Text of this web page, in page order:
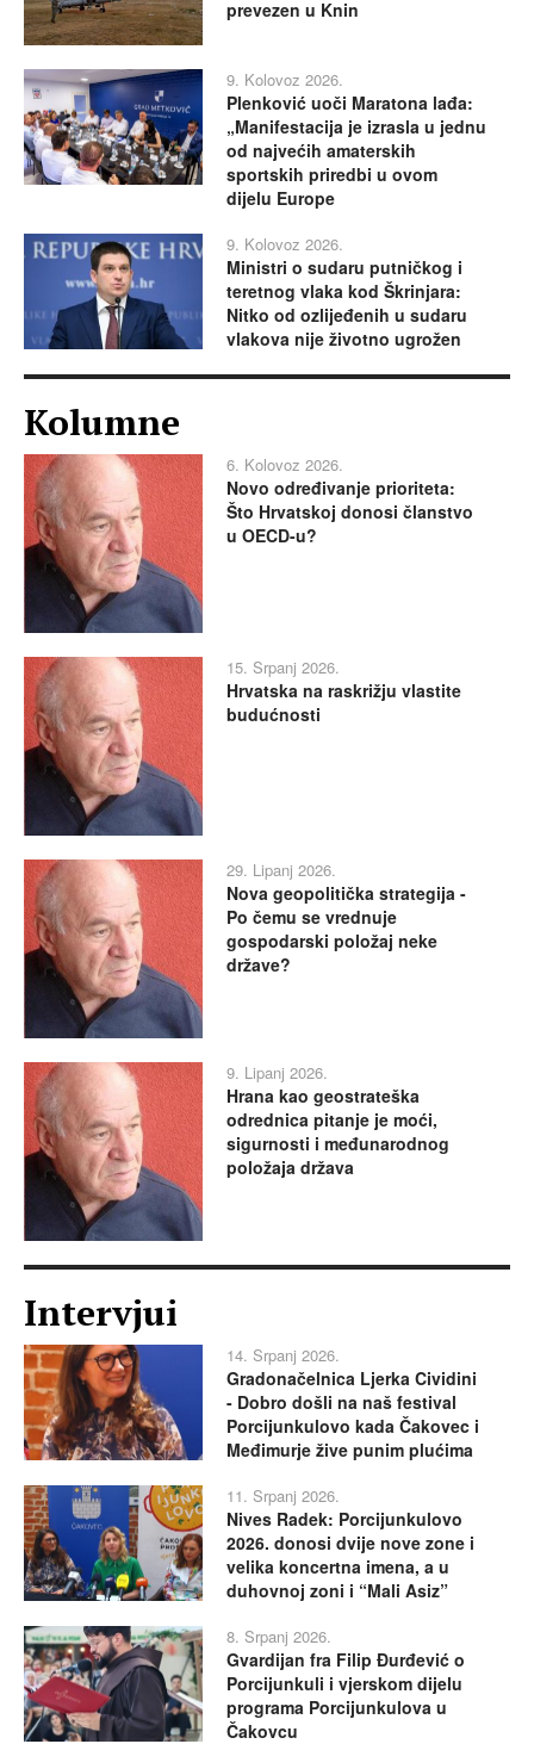
prevezen u Knin
9. Kolovoz 2026.
Plenković uoči Maratona lađa:
„Manifestacija je izrasla u jednu
od najvećih amaterskih
sportskih priredbi u ovom
dijelu Europe
9. Kolovoz 2026.
Ministri o sudaru putničkog i
teretnog vlaka kod Škrinjara:
Nitko od ozlijeđenih u sudaru
vlakova nije životno ugrožen
Kolumne
6. Kolovoz 2026.
Novo određivanje prioriteta:
Što Hrvatskoj donosi članstvo
u OECD-u?
15. Srpanj 2026.
Hrvatska na raskrižju vlastite
budućnosti
29. Lipanj 2026.
Nova geopolitička strategija -
Po čemu se vrednuje
gospodarski položaj neke
države?
9. Lipanj 2026.
Hrana kao geostrateška
odrednica pitanje je moći,
sigurnosti i međunarodnog
položaja država
Intervjui
14. Srpanj 2026.
Gradonačelnica Ljerka Cividini
- Dobro došli na naš festival
Porcijunkulovo kada Čakovec i
Međimurje žive punim plućima
11. Srpanj 2026.
Nives Radek: Porcijunkulovo
2026. donosi dvije nove zone i
velika koncertna imena, a u
duhovnoj zoni i “Mali Asiz”
8. Srpanj 2026.
Gvardijan fra Filip Đurđević o
Porcijunkuli i vjerskom dijelu
programa Porcijunkulova u
Čakovcu